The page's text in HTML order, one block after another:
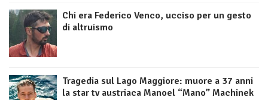
Chi era Federico Venco, ucciso per un gesto
di altruismo
Tragedia sul Lago Maggiore: muore a 37 anni
la star tv austriaca Manoel “Mano” Machinek